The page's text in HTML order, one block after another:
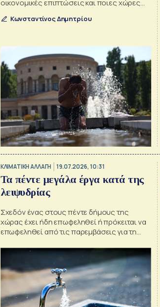
οικονομικές επιπτώσεις και ποιες χώρες
Κωνσταντίνος Δημητρίου
ΚΛΙΜΑΤΙΚΗ ΑΛΛΑΓΗ 19.07.2026, 10:31
Τα πέντε μεγάλα έργα κατά της
λειψυδρίας
Σχεδόν ένας στους πέντε δήμους της
χώρας έχει ήδη επωφεληθεί ή πρόκειται να
επωφεληθεί από τις παρεμβάσεις για τη